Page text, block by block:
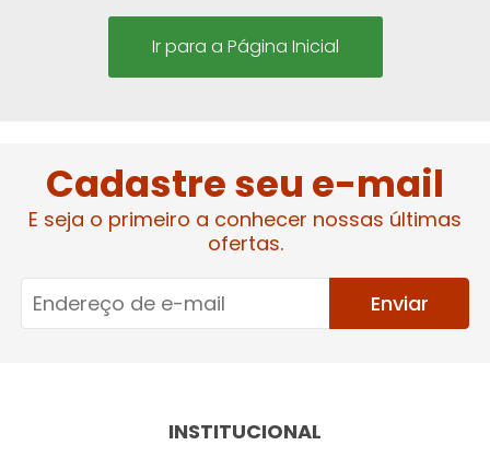
Ir para a Página Inicial
Cadastre seu e-mail
E seja o primeiro a conhecer nossas últimas
ofertas.
Enviar
INSTITUCIONAL